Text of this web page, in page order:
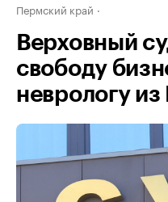
Пермский край
Верховный
свободу
неврологу